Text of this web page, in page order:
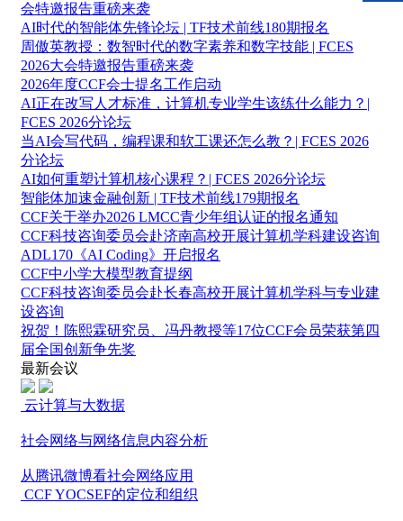
会特邀报告重磅来袭
AI时代的智能体先锋论坛 | TF技术前线180期报名
周傲英教授：数智时代的数字素养和数字技能 | FCES
2026大会特邀报告重磅来袭
2026年度CCF会士提名工作启动
AI正在改写人才标准，计算机专业学生该练什么能力？|
FCES 2026分论坛
当AI会写代码，编程课和软工课还怎么教？| FCES 2026
分论坛
AI如何重塑计算机核心课程？| FCES 2026分论坛
智能体加速金融创新 | TF技术前线179期报名
CCF关于举办2026 LMCC青少年组认证的报名通知
CCF科技咨询委员会赴济南高校开展计算机学科建设咨询
ADL170《AI Coding》开启报名
CCF中小学大模型教育提纲
CCF科技咨询委员会赴长春高校开展计算机学科与专业建
设咨询
祝贺！陈熙霖研究员、冯丹教授等17位CCF会员荣获第四
届全国创新争先奖
最新会议
云计算与大数据
社会网络与网络信息内容分析
从腾讯微博看社会网络应用
CCF YOCSEF的定位和组织